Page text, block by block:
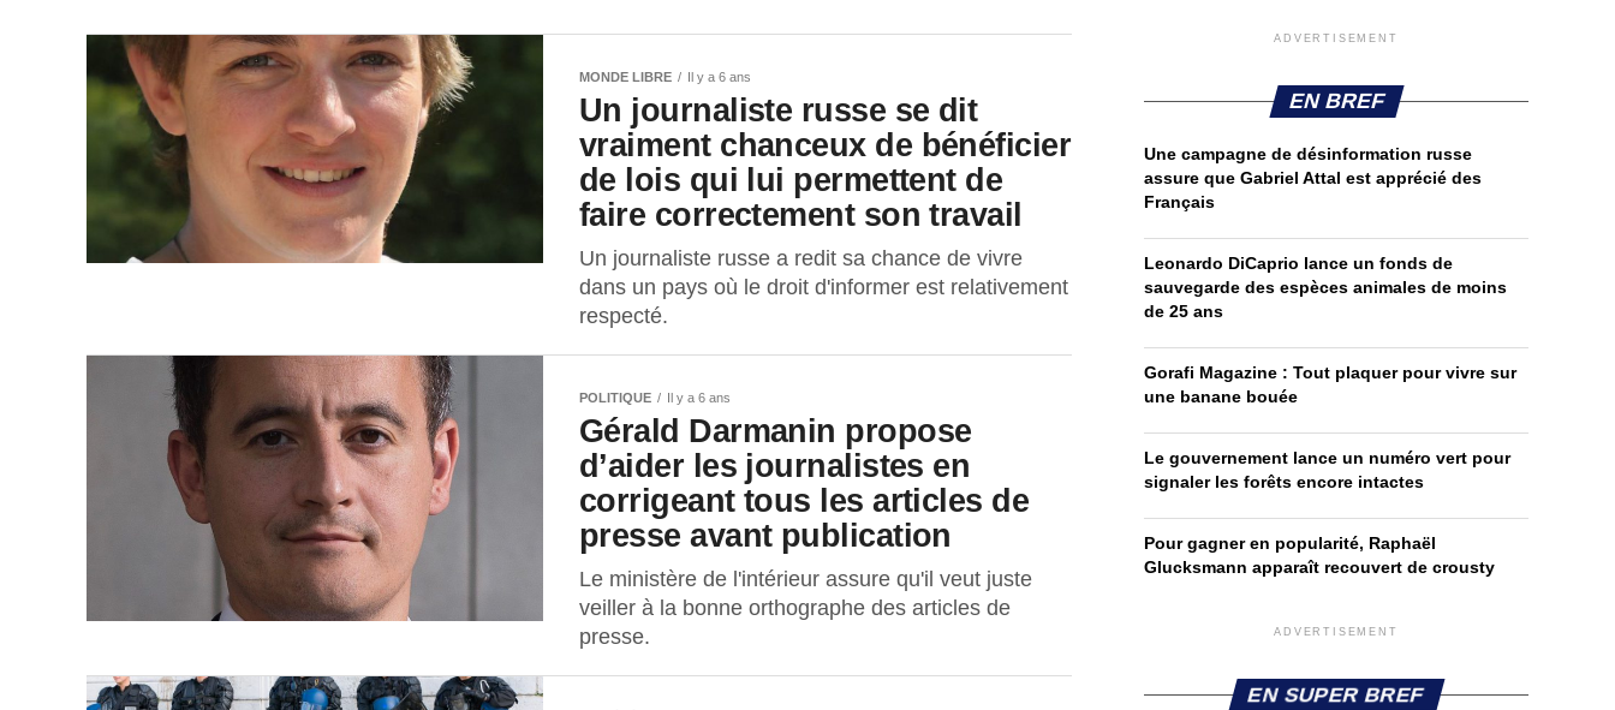
MONDE LIBRE Il y a 6 ans
Un journaliste russe se dit
vraiment chanceux de bénéficier
de lois qui lui permettent de
faire correctement son travail
Un journaliste russe a redit sa chance de vivre
dans un pays où le droit d'informer est relativement
respecté.
POLITIQUE Il y a 6 ans
Gérald Darmanin propose
d’aider les journalistes en
corrigeant tous les articles de
presse avant publication
Le ministère de l'intérieur assure qu'il veut juste
veiller à la bonne orthographe des articles de
presse.
ADVERTISEMENT
EN BREF
Une campagne de désinformation russe
assure que Gabriel Attal est apprécié des
Français
Leonardo DiCaprio lance un fonds de
sauvegarde des espèces animales de moins
de 25 ans
Gorafi Magazine : Tout plaquer pour vivre sur
une banane bouée
Le gouvernement lance un numéro vert pour
signaler les forêts encore intactes
Pour gagner en popularité, Raphaël
Glucksmann apparaît recouvert de crousty
ADVERTISEMENT
EN SUPER BREF